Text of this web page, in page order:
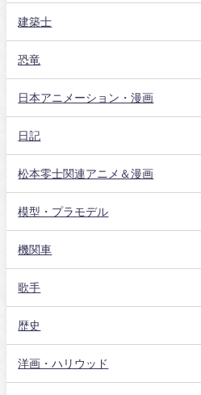
建築士
恐竜
日本アニメーション・漫画
日記
松本零士関連アニメ＆漫画
模型・プラモデル
機関車
歌手
歴史
洋画・ハリウッド